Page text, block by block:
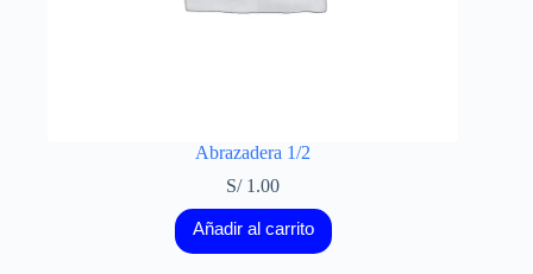
Abrazadera 1/2
S/1.00
Añadir al carrito